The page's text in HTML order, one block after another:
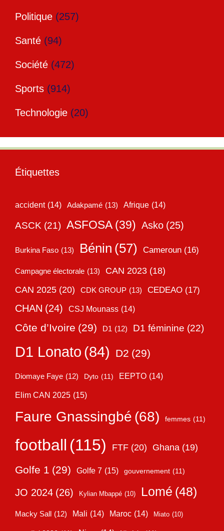
Politique (257)
Santé (94)
Société (472)
Sports (914)
Technologie (20)
Étiquettes
accident (14) Adakpamé (13) Afrique (14)
ASCK (21) ASFOSA (39) Asko (25)
Burkina Faso (13) Bénin (57) Cameroun (16)
Campagne électorale (13) CAN 2023 (18)
CAN 2025 (20) CDK GROUP (13) CEDEAO (17)
CHAN (24) CSJ Mounass (14)
Côte d’Ivoire (29) D1 (12) D1 féminine (22)
D1 Lonato (84) D2 (29)
Diomaye Faye (12) Dyto (11) EEPTO (14)
Elim CAN 2025 (15)
Faure Gnassingbé (68) femmes (11)
football (115) FTF (20) Ghana (19)
Golfe 1 (29) Golfe 7 (15) gouvernement (11)
JO 2024 (26) Kylian Mbappé (10) Lomé (48)
Macky Sall (12) Mali (14) Maroc (14) Miato (10)